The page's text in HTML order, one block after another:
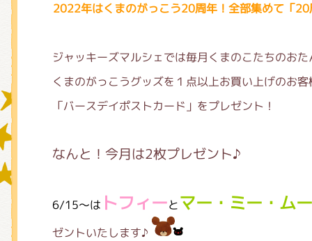
2022年はくまのがっこう20周年！全部集めて「
ジャッキーズマルシェでは毎月くまのこたちのお
くまのがっこうグッズを１点以上お買い上げのお客
「バースデイポストカード」をプレゼント！
なんと！今月は2枚プレゼント♪
6/15～は トフィーとマー・ミー・ムー
ゼントいたします♪
ミュージカル・コンサート
おたのしみコンテンツ(クイズ・
チア ジャッキーズ！